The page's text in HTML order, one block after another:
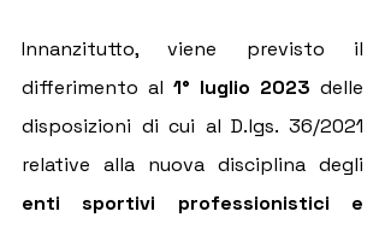
Innanzitutto, viene previsto il
differimento al 1° luglio 2023 delle
disposizioni di cui al D.lgs. 36/2021
enti sportivi professionistici e